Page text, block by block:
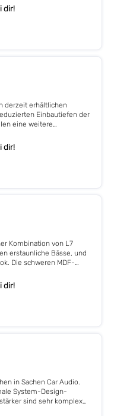
Als 2 x 2 oder 2 x 4
2 x 4 Ohm 600 Watt
dir!
derzeit erhältlichen
Einbautiefen der
eine weitere
Impedanz 2x 2Ohm •
Motorräder • Invertierte
Santoprene® Sicke •
Schwingspulenwicklung
25 cm (10“) SIZE 800/400
VAS 31,12 L SPL 84,8
cm Mounting Depth 8,8
dir!
Kombination von L7
erstaunliche Bässe, und
Die schweren MDF-
ermöglicht. Insgesamt
cm) Dual-Bassreflexbox,
dir!
in Sachen Car Audio.
System-Design-
sind sehr komplex